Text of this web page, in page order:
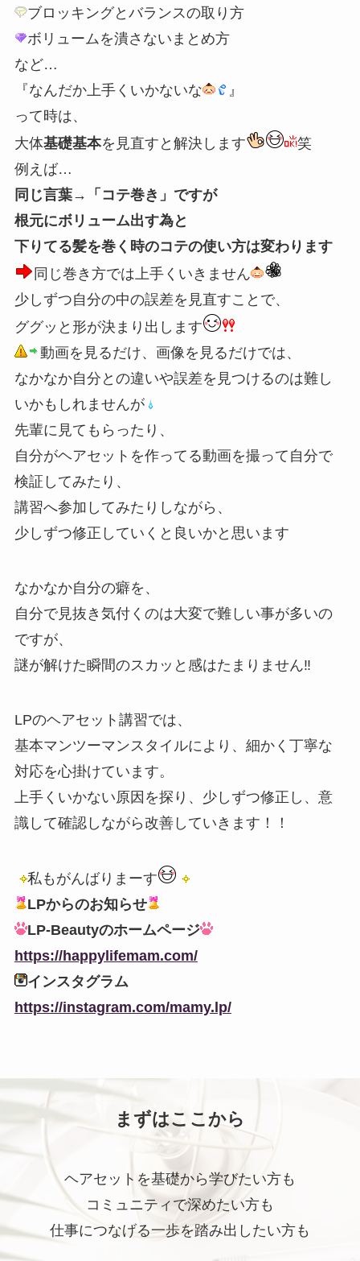
ブロッキングとバランスの取り方
ボリュームを潰さないまとめ方
など…
『なんだか上手くいかないな
』
って時は、
大体基礎基本を見直すと解決します
笑
例えば…
同じ言葉→「コテ巻き」ですが
根元にボリューム出す為と
下りてる髪を巻く時のコテの使い方は変わります
同じ巻き方では上手くいきません
少しずつ自分の中の誤差を見直すことで、
ググッと形が決まり出します
動画を見るだけ、画像を見るだけでは、
なかなか自分との違いや誤差を見つけるのは難し
いかもしれませんが
先輩に見てもらったり、
自分がヘアセットを作ってる動画を撮って自分で
検証してみたり、
講習へ参加してみたりしながら、
少しずつ修正していくと良いかと思います
なかなか自分の癖を、
自分で見抜き気付くのは大変で難しい事が多いの
ですが、
謎が解けた瞬間のスカッと感はたまりません‼️
LPのヘアセット講習では、
基本マンツーマンスタイルにより、細かく丁寧な
対応を心掛けています。
上手くいかない原因を探り、少しずつ修正し、意
識して確認しながら改善していきます！！
私もがんばりまーす
LPからのお知らせ
LP-Beautyのホームページ
https://happylifemam.com/
インスタグラム
https://instagram.com/mamy.lp/
まずはここから
ヘアセットを基礎から学びたい方も
コミュニティで深めたい方も
仕事につなげる一歩を踏み出したい方も